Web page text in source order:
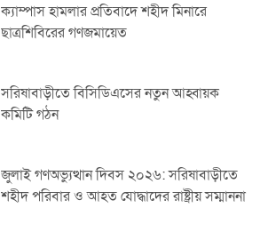
ক্যাম্পাস হামলার প্রতিবাদে শহীদ মিনারে
ছাত্রশিবিরের গণজমায়েত
সরিষাবাড়ীতে বিসিডিএসের নতুন আহ্বায়ক
কমিটি গঠন
জুলাই গণঅভ্যুত্থান দিবস ২০২৬: সরিষাবাড়ীতে
শহীদ পরিবার ও আহত যোদ্ধাদের রাষ্ট্রীয় সম্মাননা